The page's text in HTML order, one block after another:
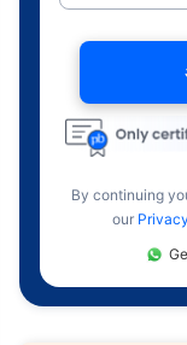
By continuing
our